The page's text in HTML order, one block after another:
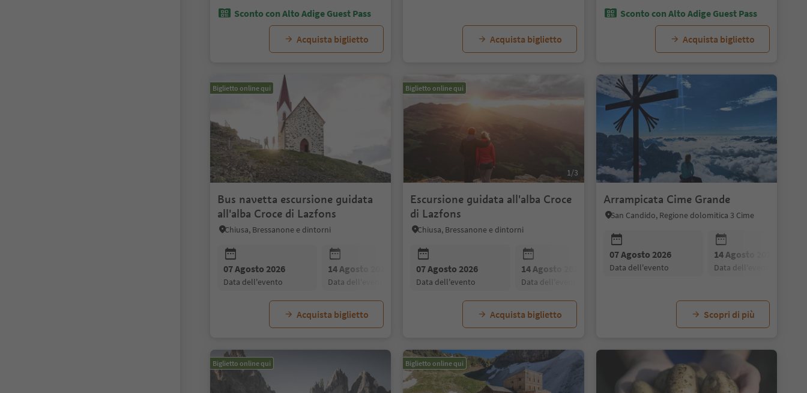
Sconto con Alto Adige Guest Pass
Acquista biglietto Acquista biglietto
Sconto con Alto Adige Guest Pass
Acquista biglietto
Biglietto online qui
Bus navetta escursione guidata
all'alba Croce di Lazfons
Chiusa, Bressanone e dintorni
07 Agosto 2026
data dell'evento
14 Agosto 2026
data dell'evento
21 Agosto 2026
data dell'evento
28 Agosto 2026
data dell'evento
Acquista biglietto
Biglietto online qui
1/3
Escursione guidata all'alba Croce
di Lazfons
Chiusa, Bressanone e dintorni
07 Agosto 2026
data dell'evento
14 Agosto 2026
data dell'evento
21 Agosto 2026 28 Agosto 2026
Acquista biglietto
Arrampicata Cime Grande
San Candido, Regione dolomitica 3 Cime
07 Agosto 2026
data dell'evento
14 Agosto 2026
data dell'evento
Scopri di più
Biglietto online qui Biglietto online qui